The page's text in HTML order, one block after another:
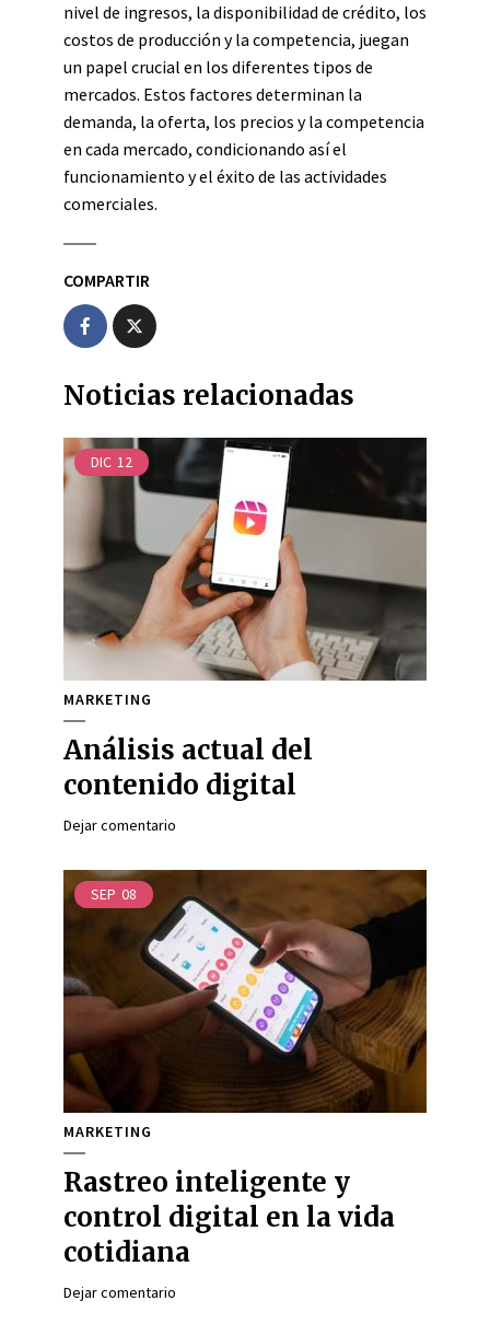
nivel de ingresos, la disponibilidad de crédito, los
costos de producción y la competencia, juegan
un papel crucial en los diferentes tipos de
mercados. Estos factores determinan la
demanda, la oferta, los precios y la competencia
en cada mercado, condicionando así el
funcionamiento y el éxito de las actividades
comerciales.
COMPARTIR
Noticias relacionadas
DIC 12
MARKETING
Análisis actual del
contenido digital
Dejar comentario
SEP 08
MARKETING
Rastreo inteligente y
control digital en la vida
cotidiana
Dejar comentario